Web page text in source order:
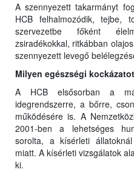
A szennyezett takarmányt
HCB felhalmozódik, tejbe,
szervezetbe főként
zsiradékokkal, ritkábban
szennyezett levegő
Milyen egészségi
A HCB elsősorban a
idegrendszerre, a bőrre,
működésére is. A
2001-ben a lehetséges
sorolta, a kísérleti
miatt. A kísérleti vizsgálatok
ki.